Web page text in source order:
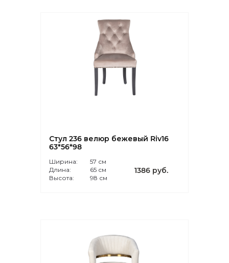
Стул 236 велюр бежевый Riv16
63*56*98
Ширина:
57 см
Длина:
65 см
Высота:
98 см
1386 руб.